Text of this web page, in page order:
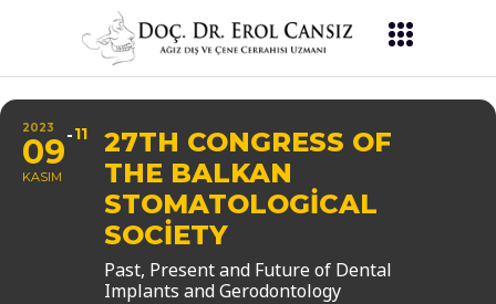
2023
09
KASIM
11
27TH CONGRESS OF
THE BALKAN
STOMATOLOGICAL
SOCIETY
Past, Present and Future of Dental
Implants and Gerodontology